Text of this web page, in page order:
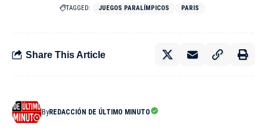
TAGGED: JUEGOS PARALÍMPICOS PARIS
Share This Article
ByREDACCIÓN DE ÚLTIMO MINUTO